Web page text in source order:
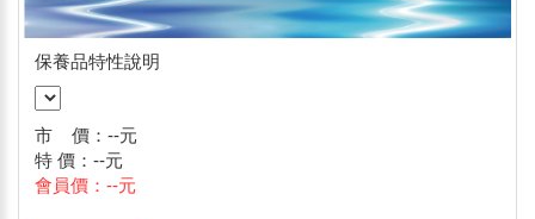
保養品特性說明
市 價： --元
特 價：--元
會員價：--元